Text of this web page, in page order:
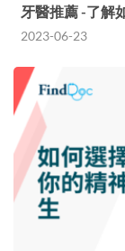
牙醫推薦 -了解
2023-06-23